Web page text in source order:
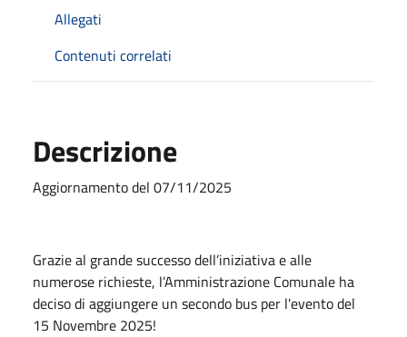
Allegati
Contenuti correlati
Descrizione
Aggiornamento del 07/11/2025
Grazie al grande successo dell’iniziativa e alle
numerose richieste, l’Amministrazione Comunale ha
deciso di aggiungere un secondo bus per l'evento del
15 Novembre 2025!